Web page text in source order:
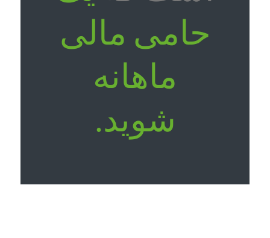
حامی مالی
ماهانه
شوید.